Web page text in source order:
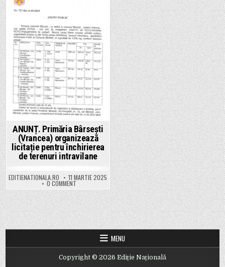
ANUNȚ. Primăria Bârsești
(Vrancea) organizează
licitație pentru închirierea
de terenuri intravilane
EDITIENATIONALA.RO 11 MARTIE 2025
0 COMMENTON ANUNȚ. PRIMĂRIA BÂRSEȘTI (VRANCEA) ORGANIZEAZĂ
MENU
Copyright © 2026 Ediție Națională